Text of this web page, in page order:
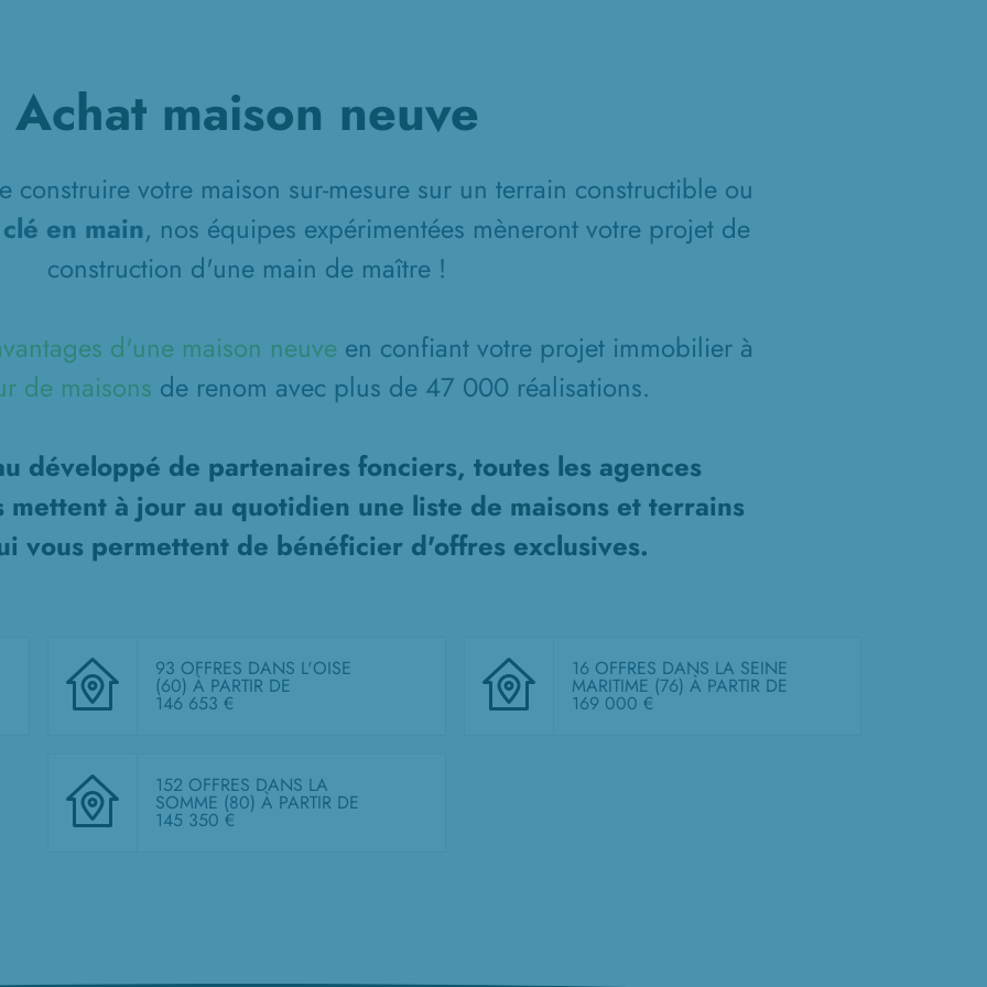
Achat maison neuve
construire votre maison sur-mesure sur un terrain constructible ou
en main, nos équipes expérimentées mèneront votre projet de
construction d'une main de maître !
d'une maison neuve en confiant votre projet immobilier à
de maisons de renom avec plus de 47 000 réalisations.
développé de partenaires fonciers, toutes les agences
mettent à jour au quotidien une liste de maisons et terrains
vous permettent de bénéficier d'offres exclusives.
93 OFFRES DANS L'OISE
(60)À PARTIR DE
146 653 €
16 OFFRES DANS LA SEINE
MARITIME (76) À PARTIR DE
169 000 €
152 OFFRES DANS LA
SOMME (80)À PARTIR DE
145 350 €